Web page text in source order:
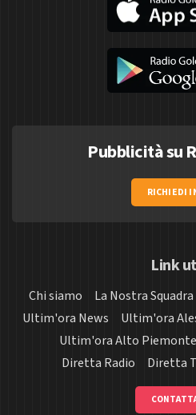
Pubblicità su
RICHIEDI
Link
Chi siamo La Nostra Squadra
Ultim'ora News
Ultim'ora
Ultim'ora Alto Piemonte
Diretta Radio
Diretta